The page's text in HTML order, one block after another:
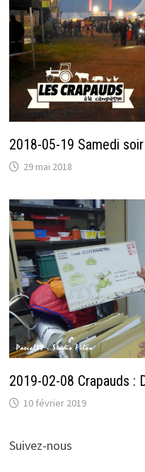
2018-05-19 Samedi
29 mai 2018
2019-02-08 Crapauds :
10 février 2019
Suivez-nous